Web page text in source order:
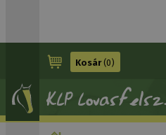
Kosár(0)